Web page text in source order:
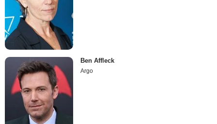
Ben Affleck
Argo